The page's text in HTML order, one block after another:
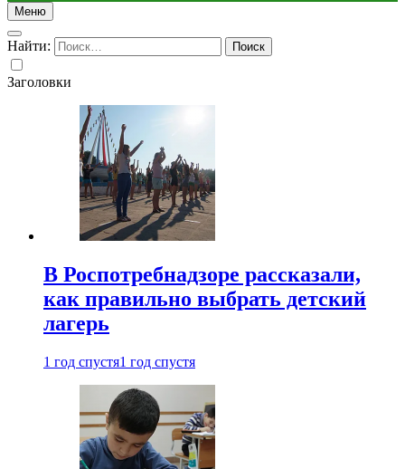
Меню
Найти:
Заголовки
В Роспотребнадзоре рассказали,
как правильно выбрать детский
лагерь
1 год спустя1 год спустя